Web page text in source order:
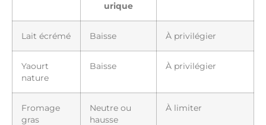
urique
Lait écrémé Baisse À privilégier
Yaourt
nature
Baisse À privilégier
Fromage
gras
Neutre ou
hausse
À limiter